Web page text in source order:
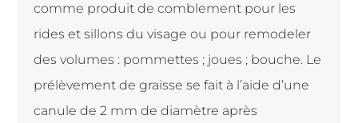
comme produit de comblement pour les
rides et sillons du visage ou pour remodeler
des volumes : pommettes ; joues ; bouche. Le
prélèvement de graisse se fait à l’aide d’une
canule de 2 mm de diamètre après